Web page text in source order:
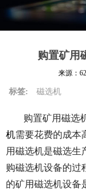
购置矿用
来源：
标签: 磁选机
购置矿用磁选
机需要花费的成本
用磁选机是磁选生
购磁选机设备的过
的矿用磁选机设备